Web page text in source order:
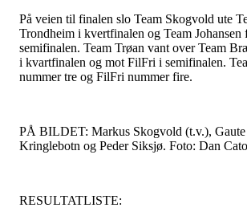
På veien til finalen slo Team Skogvold ute
Trondheim i kvertfinalen og Team
semifinalen. Team Trøan vant over Team
i kvartfinalen og mot FilFri i semifinalen.
nummer tre og FilFri nummer fire.
PÅ BILDET: Markus Skogvold (t.v.),
Kringlebotn og Peder Siksjø. Foto: Dan
RESULTATLISTE: